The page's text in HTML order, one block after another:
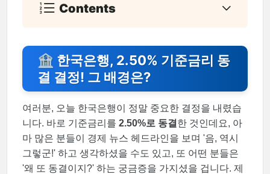
Contents
🏦 한국은행, 2.50% 기준금리 동
결 결정! 그 배경은?
여러분, 오늘 한국은행이 정말 중요한 결정을 내렸습
니다. 바로 기준금리를 2.50%로 동결 한 것인데요, 아
마 많은 분들이 경제 뉴스 헤드라인을 보며 '음, 역시
그렇군!' 하고 생각하셨을 수도 있고, 또 어떤 분들은
'왜 또 동결이지?' 하는 궁금증을 가지셨을 겁니다. 제